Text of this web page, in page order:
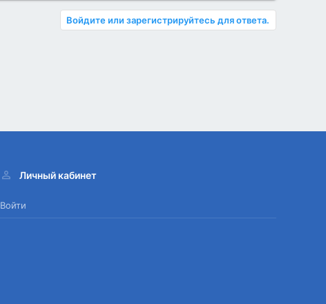
Войдите или зарегистрируйтесь для ответа.
Личный кабинет
Войти